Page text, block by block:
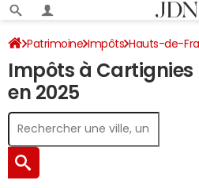
Patrimoine Impôts Hauts-de-
Impôt sur le revenu
Impôts à
en 2025